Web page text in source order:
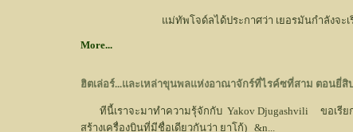
แม่ทัพโจด์ลได้ประกาศว่า เยอรมันกำลังจะเริ่มใ
More...
ฮิตเล่อร์...และเหล่าขุนพลแห่งอาณาจักร์ที่ไรค์ซที่สาม ตอนยี่สิ
ทีนี้เราจะมาทำความรุ้จักกับ Yakov Djugashvili ขอเรียก
สร้างเครื่องบินที่มีชื่อเดียวกันว่า ยาโก้) &n...